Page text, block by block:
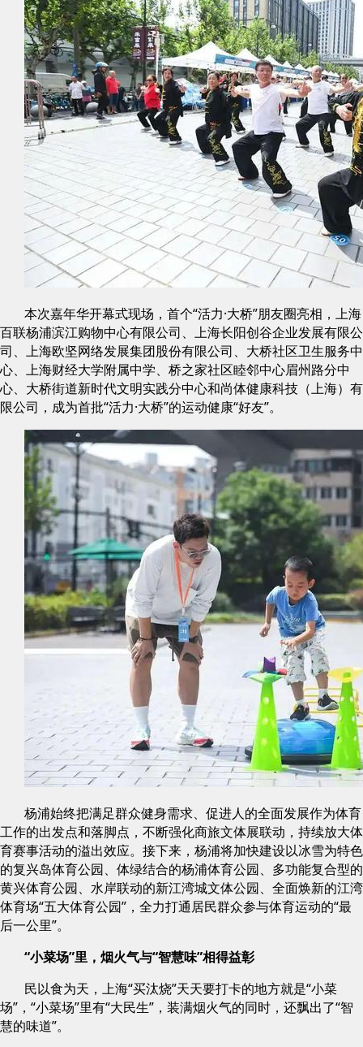
本次嘉年华开幕式现场，首个“活力·大桥”朋友圈亮相，上海
百联杨浦滨江购物中心有限公司、上海长阳创谷企业发展有限公
司、上海欧坚网络发展集团股份有限公司、大桥社区卫生服务中
心、上海财经大学附属中学、桥之家社区睦邻中心眉州路分中
心、大桥街道新时代文明实践分中心和尚体健康科技（上海）有
限公司，成为首批“活力·大桥”的运动健康“好友”。
杨浦始终把满足群众健身需求、促进人的全面发展作为体育
工作的出发点和落脚点，不断强化商旅文体展联动，持续放大体
育赛事活动的溢出效应。接下来，杨浦将加快建设以冰雪为特色
的复兴岛体育公园、体绿结合的杨浦体育公园、多功能复合型的
黄兴体育公园、水岸联动的新江湾城文体公园、全面焕新的江湾
体育场“五大体育公园”，全力打通居民群众参与体育运动的“最
后一公里”。
“小菜场”里，烟火气与“智慧味”相得益彰
民以食为天，上海“买汰烧”天天要打卡的地方就是“小菜
场”，“小菜场”里有“大民生”，装满烟火气的同时，还飘出了“智
慧的味道”。